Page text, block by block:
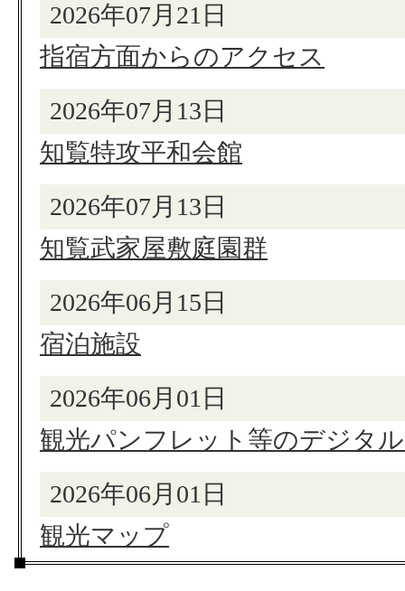
2026年07月21日
指宿方面からのアクセス
2026年07月13日
知覧特攻平和会館
2026年07月13日
知覧武家屋敷庭園群
2026年06月15日
宿泊施設
2026年06月01日
観光パンフレット等のデジタ
2026年06月01日
観光マップ